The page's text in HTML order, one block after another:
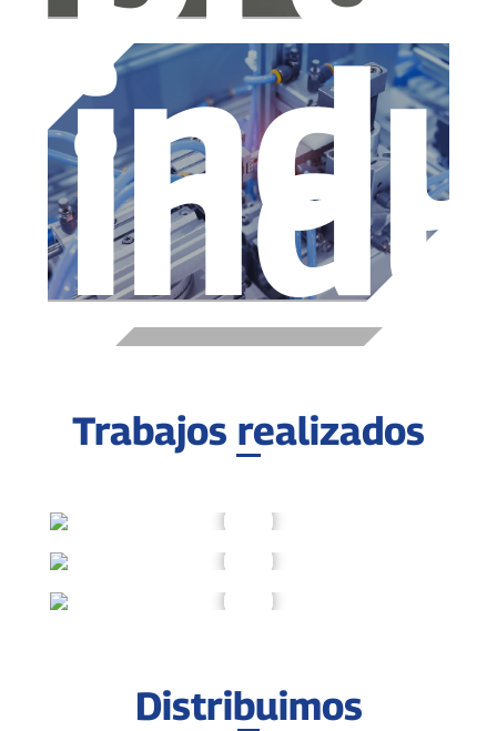
Trabajos realizados
Distribuimos